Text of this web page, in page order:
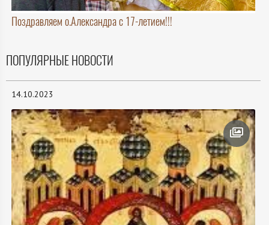
Поздравляем о.Александра с 17-летием!!!
ПОПУЛЯРНЫЕ НОВОСТИ
14.10.2023